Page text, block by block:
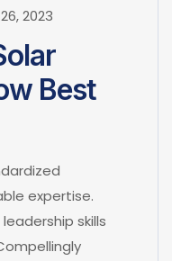
2023
Best
expertise.
skills